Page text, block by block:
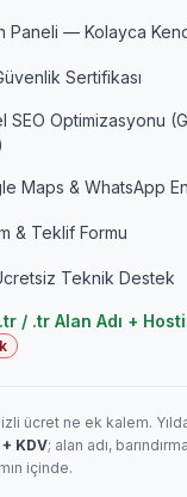
Paneli — Kolayca
Sertifikası
SEO Optimizasyonu
Maps & WhatsApp
& Teklif Formu
Teknik Destek
/ .tr Alan Adı +
ücret ne ek kalem.
+ KDV; alan adı,
içinde.